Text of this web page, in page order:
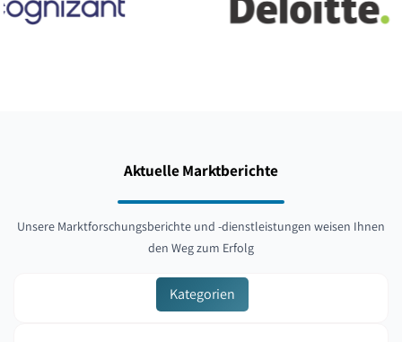
Aktuelle Marktberichte
Unsere Marktforschungsberichte und -dienstleistungen weisen Ihnen
den Weg zum Erfolg
Kategorien